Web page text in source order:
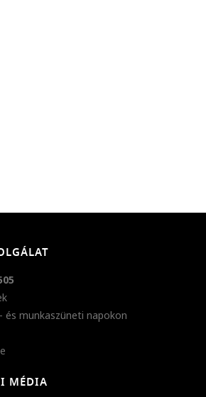
és munkaszüneti napokon
MÉDIA